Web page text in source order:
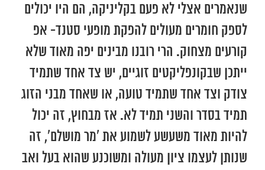
שנאמרים אצלי לא פעם בקליניקה, הם היו יכולים
לספק חומרים מעולים להפקת מופעי סטנד- אפ
קורעים מצחוק. הרי רובנו מבינים יפה מאוד שלא
ייתכן שבקונפליקטים זוגיים, יש צד אחד שתמיד
צודק וצד אחד שתמיד טועה, או שאחד מבני הזוג
תמיד בסדר והשני תמיד לא. אז מבחוץ, זה יכול
להיות מאוד משעשע לשמוע את ‘מר מושלם’, זה
שנותן לעצמו ציון מעולה ומשוכנע שהוא בעל ואב